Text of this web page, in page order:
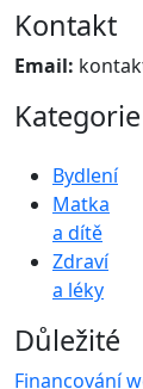
Kontakt
Email:
Kategorie
Bydlení
Matka
a dítě
Zdraví
a léky
Důležité
Financování